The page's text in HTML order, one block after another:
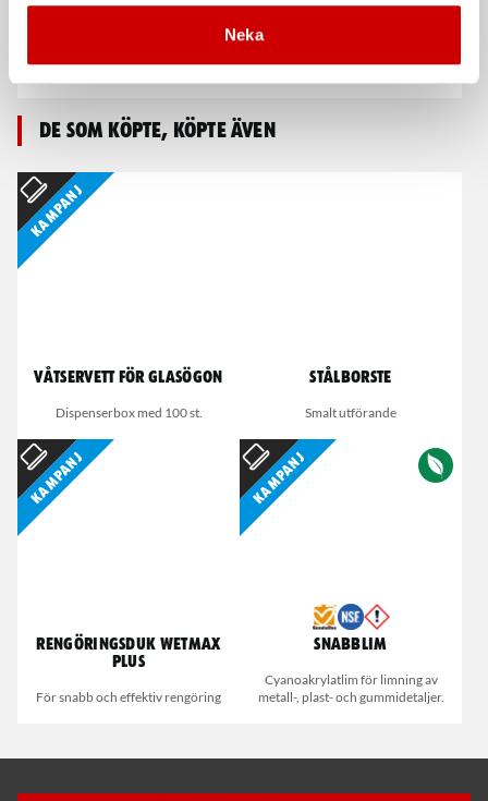
Neka
1300 kg
cylinder, maxbelastning 525 Kg
De som köpte, köpte även
Kampanj
Våtservett för glasögon
Dispenserbox med 100 st.
Stålborste
Smalt utförande
Kampanj
Rengöringsduk Wetmax
Plus
För snabb och effektiv rengöring
Kampanj
Snabblim
Cyanoakrylatlim för limning av
metall-, plast- och gummidetaljer.